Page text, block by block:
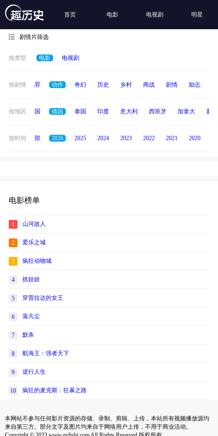
首页 电影 电视剧 明星
剧情片筛选
按类型 电影 电视剧
按剧情
偶像 犯罪 动作 奇幻 历史 乡村 商战 剧情 励志
按地区
日本 韩国 德国 泰国 印度 意大利 西班牙 加拿大 新
按时间 全部 2026 2025 2024 2023 2022 2021 2020
电影榜单
1 山河故人
2 爱乐之城
3 疯狂动物城
4 抓娃娃
5 穿普拉达的女王
6 落凡尘
7 默杀
8 航海王：强者天下
9 逆行人生
10 疯狂的麦克斯：狂暴之路
本网站不参与任何影片资源的存储、录制、剪辑、上传，本站所有视频播放源均
来自第三方。部分文字及图片均来自于网络用户上传，不用于商业活动。